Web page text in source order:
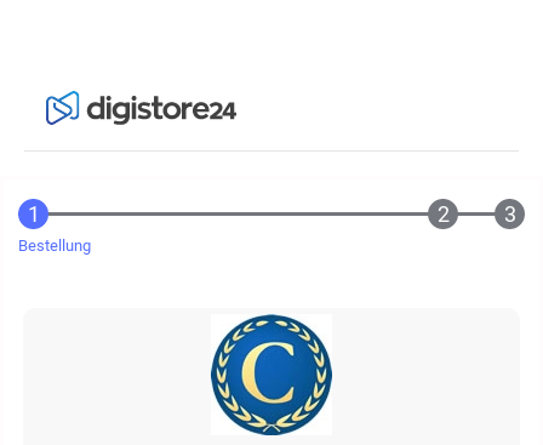
Bestellung